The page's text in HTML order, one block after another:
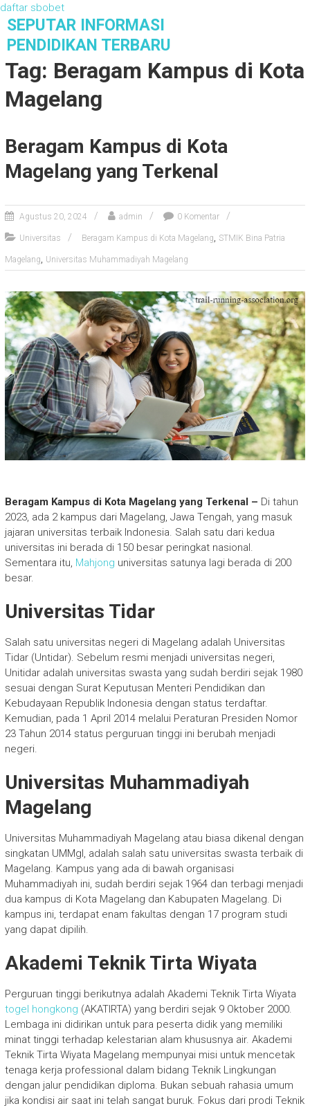
daftar sbobet
SEPUTAR INFORMASI
PENDIDIKAN TERBARU
Tag: Beragam Kampus di Kota
Magelang
Beragam Kampus di Kota
Magelang yang Terkenal
Agustus 20, 2024 admin 0 Komentar
Universitas Beragam Kampus di Kota Magelang, STMIK Bina Patria
Magelang, Universitas Muhammadiyah Magelang
Beragam Kampus di Kota Magelang yang Terkenal – Di tahun
2023, ada 2 kampus dari Magelang, Jawa Tengah, yang masuk
jajaran universitas terbaik Indonesia. Salah satu dari kedua
universitas ini berada di 150 besar peringkat nasional.
Sementara itu, Mahjong universitas satunya lagi berada di 200
besar.
Universitas Tidar
Salah satu universitas negeri di Magelang adalah Universitas
Tidar (Untidar). Sebelum resmi menjadi universitas negeri,
Unitidar adalah universitas swasta yang sudah berdiri sejak 1980
sesuai dengan Surat Keputusan Menteri Pendidikan dan
Kebudayaan Republik Indonesia dengan status terdaftar.
Kemudian, pada 1 April 2014 melalui Peraturan Presiden Nomor
23 Tahun 2014 status perguruan tinggi ini berubah menjadi
negeri.
Universitas Muhammadiyah
Magelang
Universitas Muhammadiyah Magelang atau biasa dikenal dengan
singkatan UMMgl, adalah salah satu universitas swasta terbaik di
Magelang. Kampus yang ada di bawah organisasi
Muhammadiyah ini, sudah berdiri sejak 1964 dan terbagi menjadi
dua kampus di Kota Magelang dan Kabupaten Magelang. Di
kampus ini, terdapat enam fakultas dengan 17 program studi
yang dapat dipilih.
Akademi Teknik Tirta Wiyata
Perguruan tinggi berikutnya adalah Akademi Teknik Tirta Wiyata
togel hongkong (AKATIRTA) yang berdiri sejak 9 Oktober 2000.
Lembaga ini didirikan untuk para peserta didik yang memiliki
minat tinggi terhadap kelestarian alam khususnya air. Akademi
Teknik Tirta Wiyata Magelang mempunyai misi untuk mencetak
tenaga kerja professional dalam bidang Teknik Lingkungan
dengan jalur pendidikan diploma. Bukan sebuah rahasia umum
jika kondisi air saat ini telah sangat buruk. Fokus dari prodi Teknik